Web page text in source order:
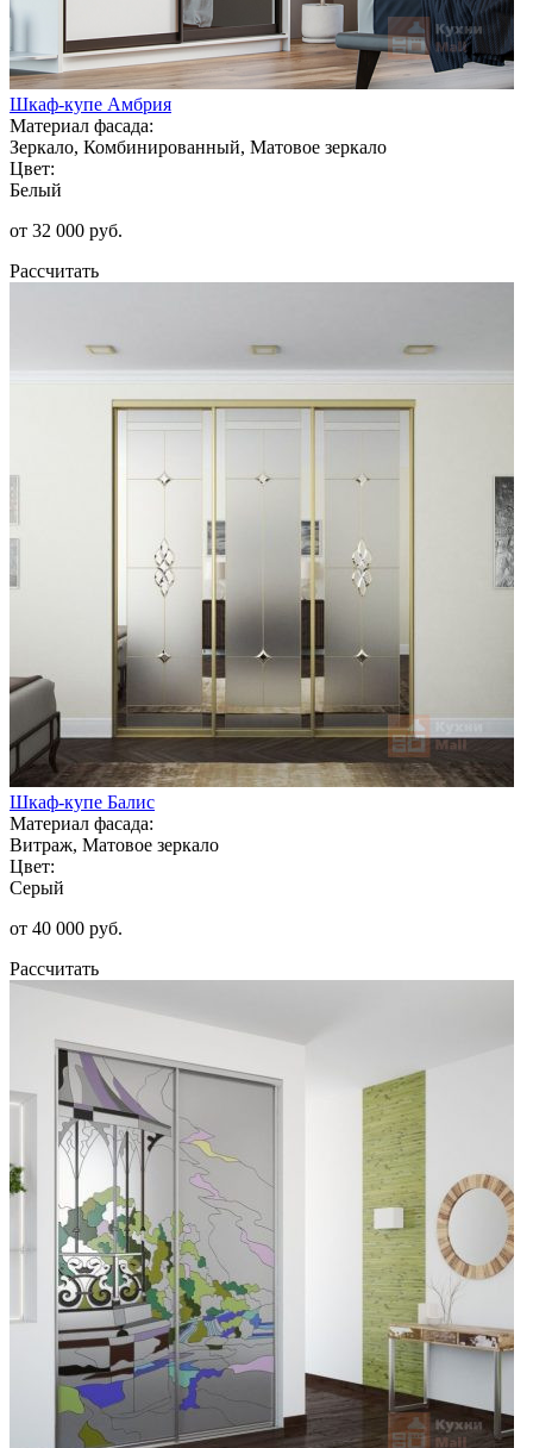
Шкаф-купе Амбрия
Материал фасада:
Зеркало, Комбинированный, Матовое зеркало
Цвет:
Белый
от 32 000 руб.
Рассчитать
Шкаф-купе Балис
Материал фасада:
Витраж, Матовое зеркало
Цвет:
Серый
от 40 000 руб.
Рассчитать